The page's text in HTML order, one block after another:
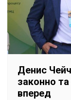
Денис
законно
вперед